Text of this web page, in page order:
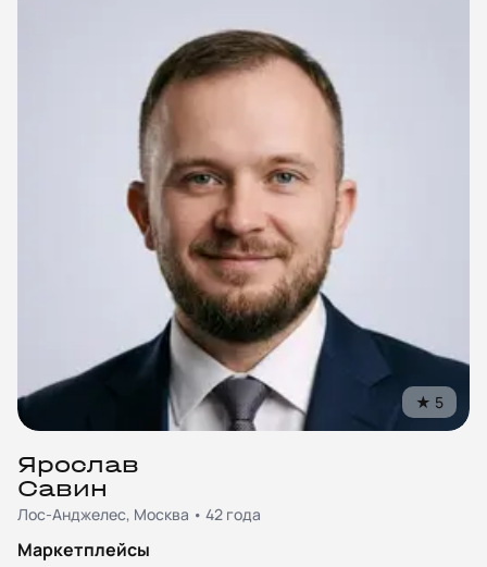
★ 5
Ярослав
Савин
Лос-Анджелес, Москва • 42 года
Маркетплейсы